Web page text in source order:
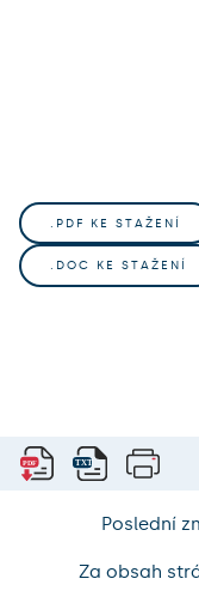
.PDF KE STAŽENÍ
.DOC KE STAŽENÍ
Poslední
Za obsah